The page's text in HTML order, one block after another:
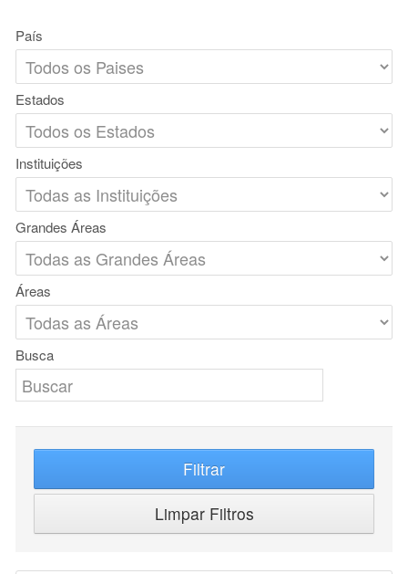
País
Estados
Instituições
Grandes Áreas
Áreas
Busca
Filtrar
Limpar Filtros